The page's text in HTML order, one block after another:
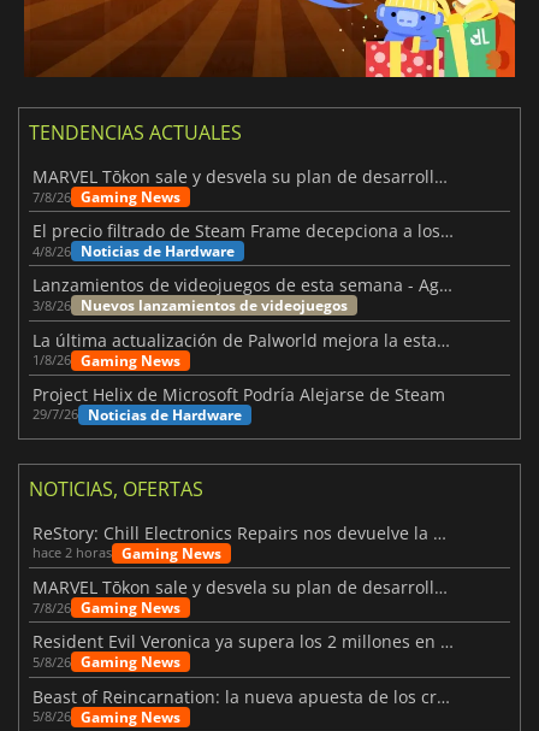
TENDENCIAS ACTUALES
MARVEL Tōkon sale y desvela su plan de desarrollo para el primer año
7/8/26 Gaming News
El precio filtrado de Steam Frame decepciona a los usuarios
4/8/26 Noticias de Hardware
Lanzamientos de videojuegos de esta semana - Agosto de 2026 (semana 32)
3/8/26 Nuevos lanzamientos de videojuegos
La última actualización de Palworld mejora la estabilidad
1/8/26 Gaming News
Project Helix de Microsoft Podría Alejarse de Steam
29/7/26 Noticias de Hardware
NOTICIAS, OFERTAS
ReStory: Chill Electronics Repairs nos devuelve la nostalgia de los 2000
hace 2 horas Gaming News
MARVEL Tōkon sale y desvela su plan de desarrollo para el primer año
7/8/26 Gaming News
Resident Evil Veronica ya supera los 2 millones en listas de deseados
5/8/26 Gaming News
Beast of Reincarnation: la nueva apuesta de los creadores de Pokémon
5/8/26 Gaming News